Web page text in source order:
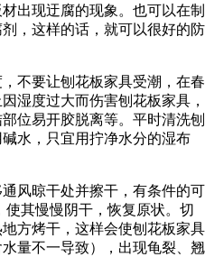
出现迂腐的现象。也可以在制
，这样的话，就可以很好的防
不要让刨花板家具受潮，在春
湿度过大而伤害刨花板家具，
位易开胶脱离等。平时清洗刨
水，只宜用拧净水分的湿布
风晾干处并擦干，有条件的可
其慢慢阴干，恢复原状。切
方烤干，这样会使刨花板家具
量不一导致），出现龟裂、翘